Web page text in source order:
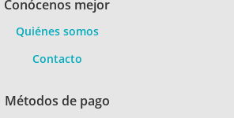
Conócenos mejor
Quiénes somos
Contacto
Métodos de pago